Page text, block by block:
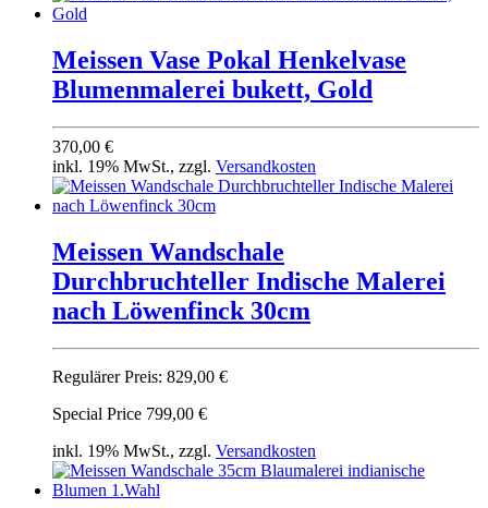
Meissen Vase Pokal Henkelvase
Blumenmalerei bukett, Gold
370,00 €
inkl. 19% MwSt., zzgl. Versandkosten
Meissen Wandschale
Durchbruchteller Indische Malerei
nach Löwenfinck 30cm
Regulärer Preis: 829,00 €
Special Price 799,00 €
inkl. 19% MwSt., zzgl. Versandkosten